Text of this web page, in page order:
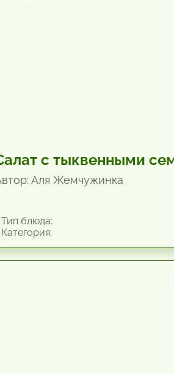
с тыквенными
Аля Жемчужинка
блюда: